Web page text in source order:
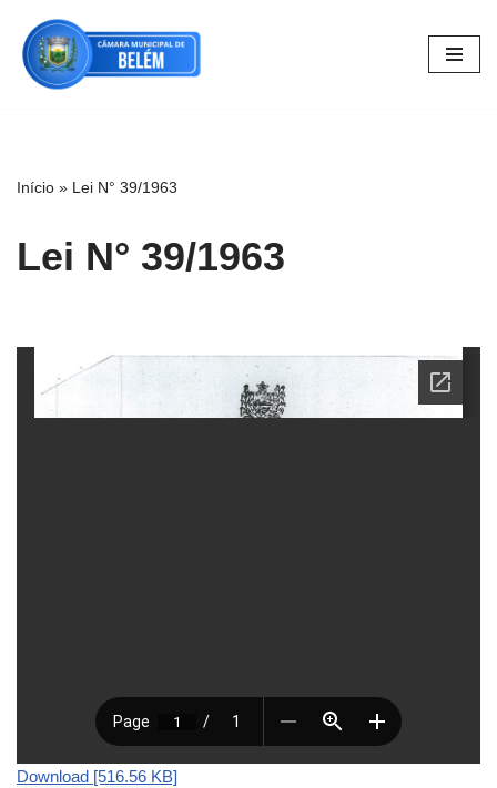
Pular
para
Início » Lei N° 39/1963
Lei N° 39/1963
Download [516.56 KB]